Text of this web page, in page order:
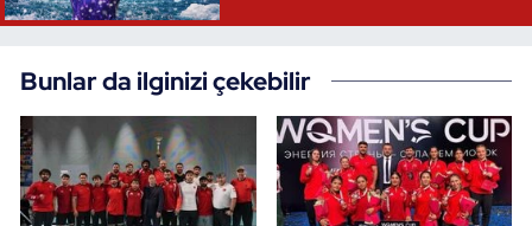
Bunlar da ilginizi çekebilir